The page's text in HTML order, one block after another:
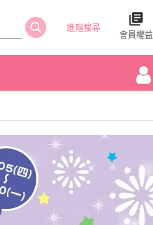
進階搜尋
會員權益